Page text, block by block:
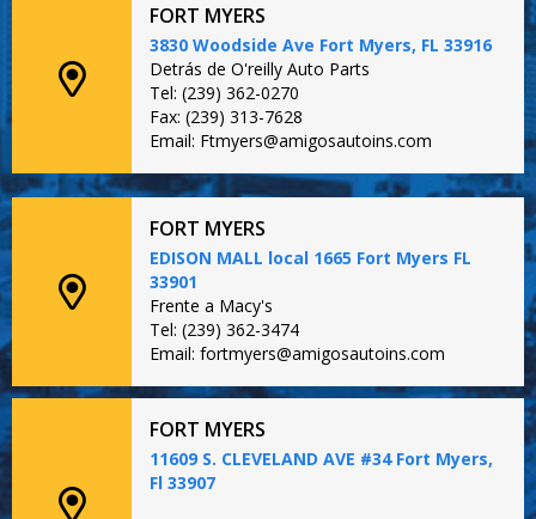
FORT MYERS
3830 Woodside Ave Fort Myers, FL 33916
Detrás de O'reilly Auto Parts
Tel: (239) 362-0270
Fax: (239) 313-7628
Email: Ftmyers@amigosautoins.com
FORT MYERS
EDISON MALL local 1665 Fort Myers FL
33901
Frente a Macy's
Tel: (239) 362-3474
Email: fortmyers@amigosautoins.com
FORT MYERS
11609 S. CLEVELAND AVE #34 Fort Myers,
Fl 33907